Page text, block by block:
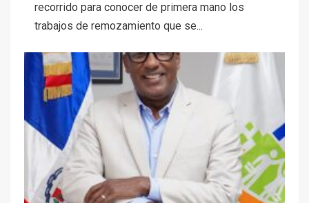
recorrido para conocer de primera mano los
trabajos de remozamiento que se...